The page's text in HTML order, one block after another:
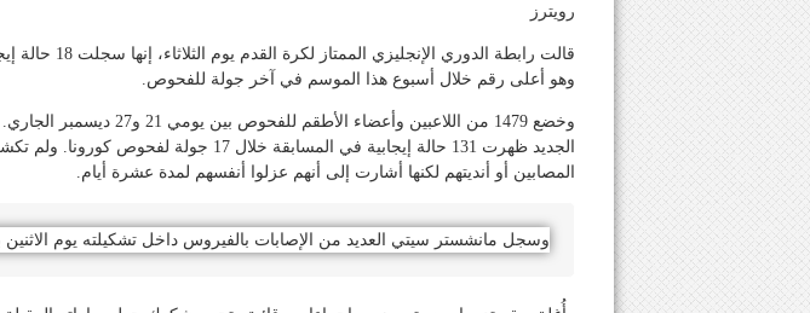
رويترز
وهو أعلى رقم خلال أسبوع هذا الموسم في آخر جولة للفحوص.
وخضع 1479 من اللاعبين وأعضاء الأطقم
الجديد ظهرت 131 حالة إيجابية في المسابقة خلال 17
المصابين أو أنديتهم لكنها أشارت إلى أنهم عزلوا أنفسهم لمدة عشرة أيام.
وسجل مانشستر سيتي العديد من الإصابات بالفيروس داخل تشكيلته يوم